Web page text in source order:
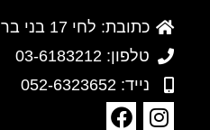
כתובת: לחי 17 בני ברק קומה 2 waze
טלפון: 03-6183212
נייד: 052-6323652